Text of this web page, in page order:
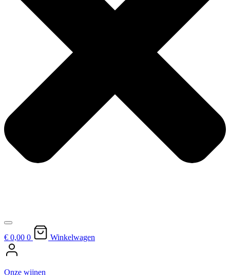
€ 0,00 0 Winkelwagen
Onze wijnen